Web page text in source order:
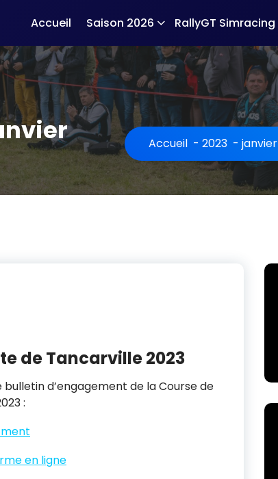
Accueil Saison 2026 RallyGT Simracing
Accueil - 2023 - janvier
de Tancarville 2023
d’engagement de la Course de
:
en ligne